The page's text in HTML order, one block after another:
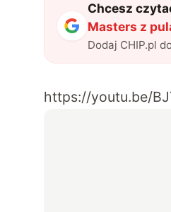
Chcesz
Masters z
Dodaj CHIP.pl
https://youtu.be/